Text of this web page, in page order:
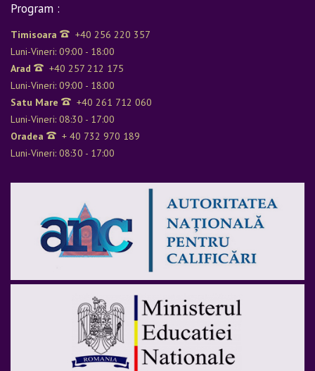
Program :
Timisoara
+40 256 220 357
Luni-Vineri: 09:00 - 18:00
Arad
+40 257 212 175
Luni-Vineri: 09:00 - 18:00
Satu Mare
+40 261 712 060
Luni-Vineri: 08:30 - 17:00
Oradea
+ 40 732 970 189
Luni-Vineri: 08:30 - 17:00